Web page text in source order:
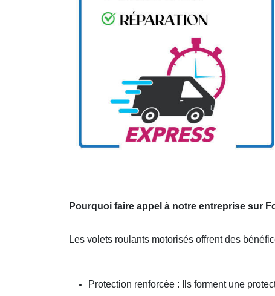
Pourquoi faire appel à notre entreprise sur
Les volets roulants motorisés offrent des
Protection renforcée : Ils forment une